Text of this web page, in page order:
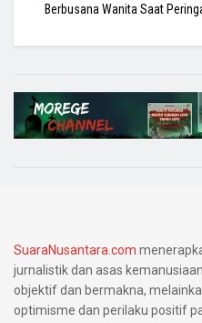
Berbusana Wanita Saat
SuaraNusantara.com
jurnalistik dan asas
objektif dan bermakna,
optimisme dan perilaku positif